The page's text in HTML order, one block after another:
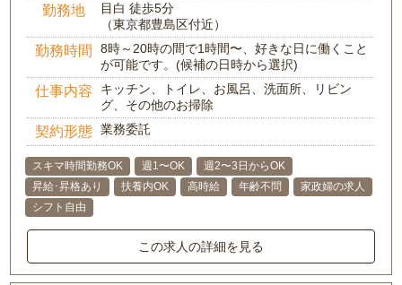
勤務地
目白 徒歩5分
（東京都豊島区付近）
勤務時間
8時～20時の間で1時間〜、好きな日に働くこと
が可能です。(候補の日時から選択)
仕事内容
キッチン、トイレ、お風呂、洗面所、リビン
グ、その他のお掃除
契約形態 業務委託
スキマ時間勤務OK 週1〜OK
週2〜3日からOK
昇給･昇格あり
扶養内OK 高時給 年齢不問
家政婦の求人
シフト自由
この求人の詳細を見る